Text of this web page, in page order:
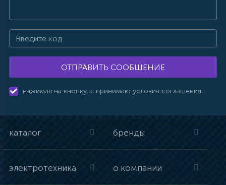
ОТПРАВИТЬ СООБЩЕНИЕ
нажимая на кнопку, я принимаю условия соглашения.
каталог бренды
электротехника о компании